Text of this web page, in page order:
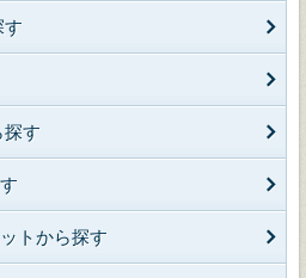
す
探す
トから探す